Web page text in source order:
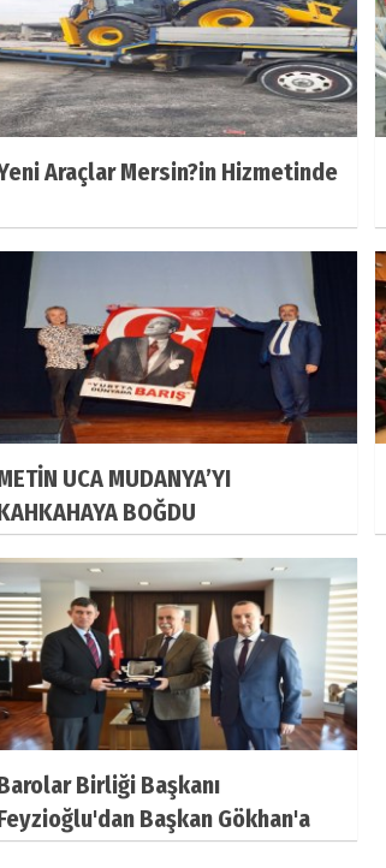
Araçlar Mersin?in Hizmetinde
UCA MUDANYA’YI
BOĞDU
Birliği Başkanı
Başkan Gökhan'a